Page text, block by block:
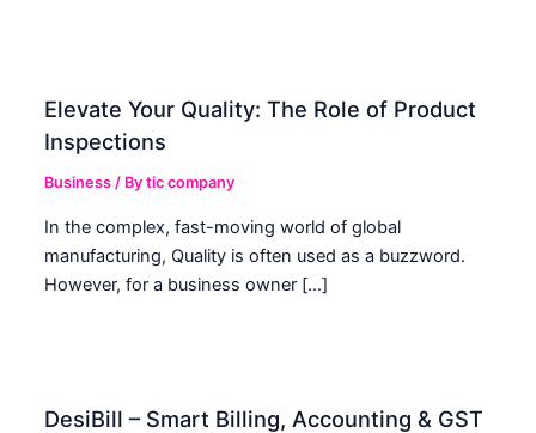
Elevate Your Quality: The Role of Product
Inspections
Business / Bytic company
In the complex, fast-moving world of global
manufacturing, Quality is often used as a buzzword.
However, for a business owner […]
DesiBill – Smart Billing, Accounting & GST